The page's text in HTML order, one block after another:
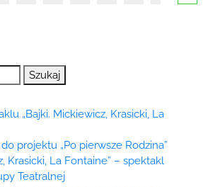
„Bajki. Mickiewicz, Krasicki, La
projektu „Po pierwsze Rodzina”
Krasicki, La Fontaine” – spektakl
Teatralnej